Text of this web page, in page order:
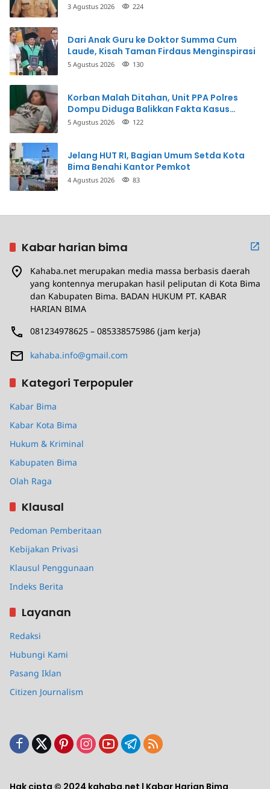
3 Agustus 2026 224
Dari Anak Guru ke Doktor Summa Cum
Laude, Kisah Taman Firdaus Menginspirasi
5 Agustus 2026 130
Korban Malah Ditahan, Unit PPA Polres
Dompu Diduga Balikkan Fakta Kasus
Penganiayaan
5 Agustus 2026 122
Jelang HUT RI, Bagian Umum Setda Kota
Bima Benahi Kantor Pemkot
4 Agustus 2026 83
Kabar harian bima
Kahaba.net merupakan media massa berbasis daerah
yang kontennya merupakan hasil peliputan di Kota Bima
dan Kabupaten Bima. BADAN HUKUM PT. KABAR
HARIAN BIMA
081234978625 – 085338575986 (jam kerja)
kahaba.info@gmail.com
Kategori Terpopuler
Kabar Bima
Kabar Kota Bima
Hukum & Kriminal
Kabupaten Bima
Olah Raga
Klausal
Pedoman Pemberitaan
Kebijakan Privasi
Klausul Penggunaan
Indeks Berita
Layanan
Redaksi
Hubungi Kami
Pasang Iklan
Citizen Journalism
Hak cipta © 2024 kahaba.net | Kabar Harian Bima